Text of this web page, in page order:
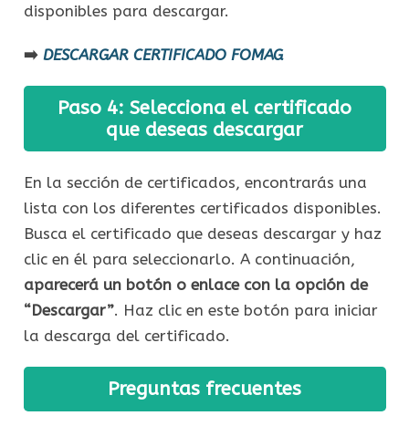
disponibles para descargar.
➡️​ DESCARGAR CERTIFICADO FOMAG
Paso 4: Selecciona el certificado
que deseas descargar
En la sección de certificados, encontrarás una
lista con los diferentes certificados disponibles.
Busca el certificado que deseas descargar y haz
clic en él para seleccionarlo. A continuación,
aparecerá un botón o enlace con la opción de
“Descargar”. Haz clic en este botón para iniciar
la descarga del certificado.
Preguntas frecuentes